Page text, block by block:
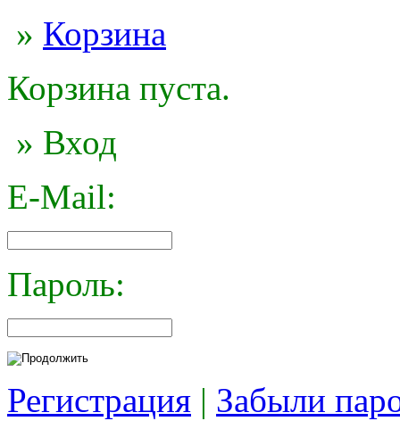
» Корзина
Корзина пуста.
» Вход
E-Mail:
Пароль:
Регистрация | Забыли